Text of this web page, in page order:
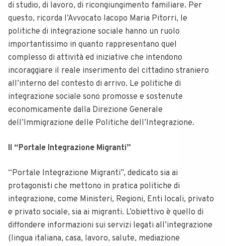
di studio, di lavoro, di ricongiungimento familiare. Per
questo, ricorda l’Avvocato Iacopo Maria Pitorri, le
politiche di integrazione sociale hanno un ruolo
importantissimo in quanto rappresentano quel
complesso di attività ed iniziative che intendono
incoraggiare il reale inserimento del cittadino straniero
all’interno del contesto di arrivo. Le politiche di
integrazione sociale sono promosse e sostenute
economicamente dalla Direzione Generale
dell’Immigrazione delle Politiche dell’Integrazione.
Il “Portale Integrazione Migranti”
“Portale Integrazione Migranti”, dedicato sia ai
protagonisti che mettono in pratica politiche di
integrazione, come Ministeri, Regioni, Enti locali, privato
e privato sociale, sia ai migranti. L’obiettivo è quello di
diffondere informazioni sui servizi legati all’integrazione
(lingua italiana, casa, lavoro, salute, mediazione